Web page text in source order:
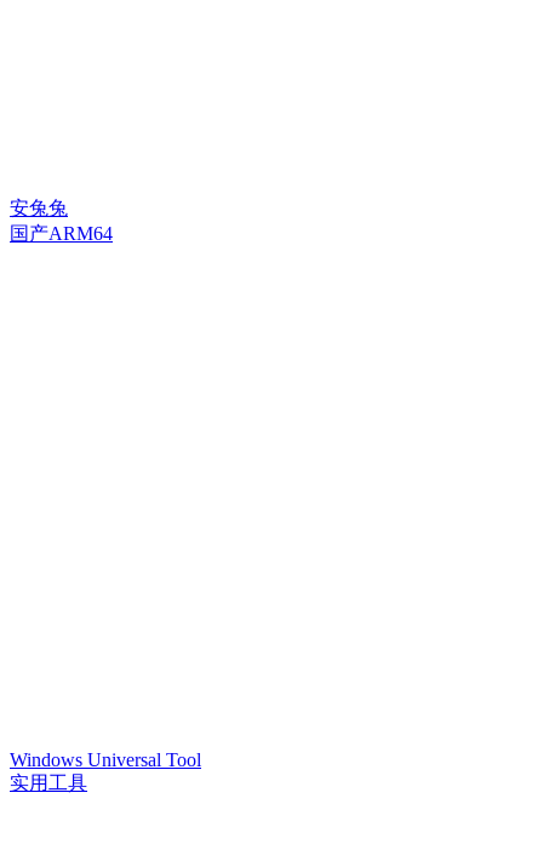
安兔兔
国产ARM64
Windows Universal Tool
实用工具